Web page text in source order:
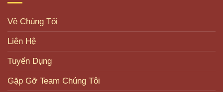
Về Chúng Tôi
Liên Hệ
Tuyển Dụng
Gặp Gỡ Team Chúng Tôi